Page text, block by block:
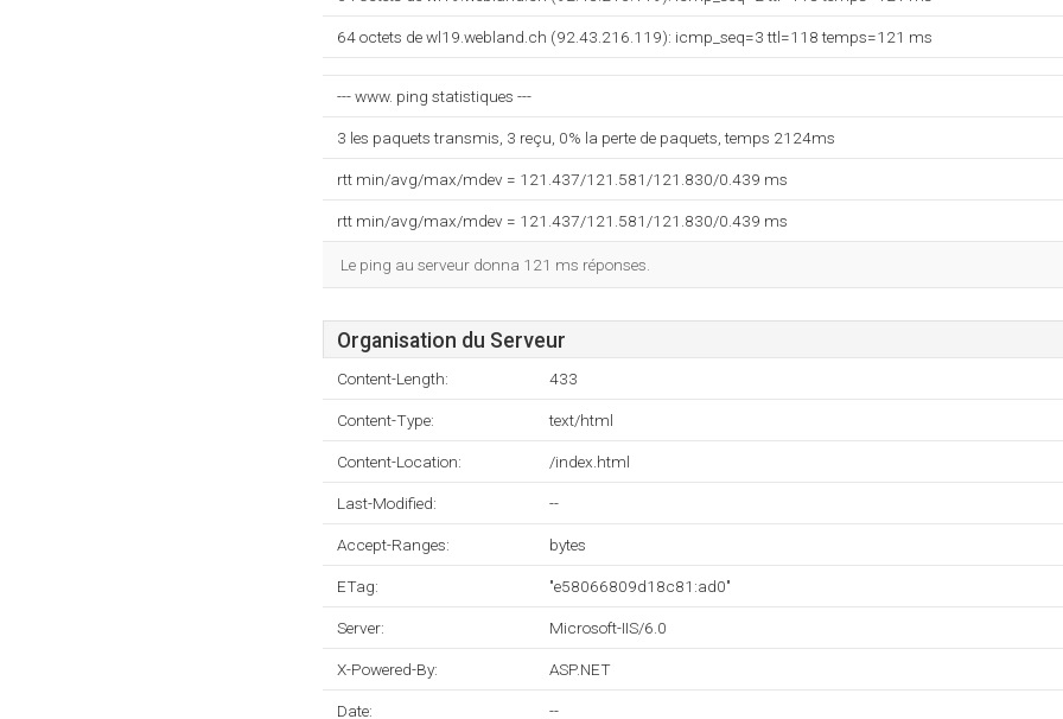
64 octets de wl19.webland.ch (92.43.216.119): icmp_seq=3 ttl=118 temps=121 ms
--- www. ping statistiques ---
3 les paquets transmis, 3 reçu, 0% la perte de paquets, temps 2124ms
rtt min/avg/max/mdev = 121.437/121.581/121.830/0.439 ms
rtt min/avg/max/mdev = 121.437/121.581/121.830/0.439 ms
Le ping au serveur donna 121 ms réponses.
Organisation du Serveur
Content-Length: 433
Content-Type: text/html
Content-Location: /index.html
Last-Modified: --
Accept-Ranges: bytes
ETag: "e58066809d18c81:ad0"
Server: Microsoft-IIS/6.0
X-Powered-By: ASP.NET
Date: --